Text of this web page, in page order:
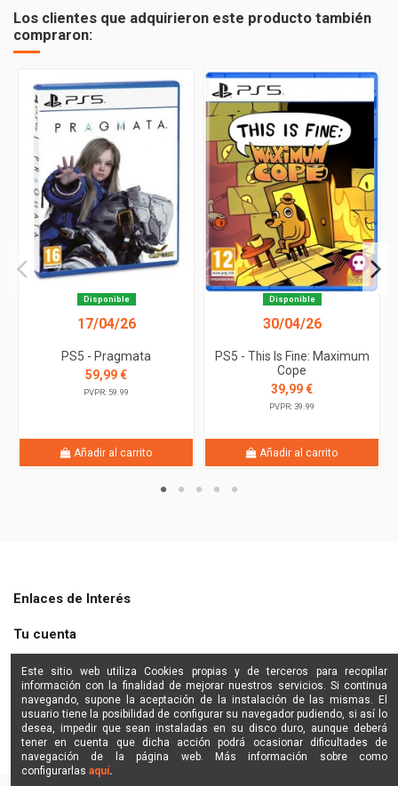
Los clientes que adquirieron este producto también
compraron:
Disponible
17/04/26
PS5 - Pragmata
59,99 €
PVPR: 59.99
Añadir al carrito
Disponible
30/04/26
PS5 - This Is Fine: Maximum
Cope
39,99 €
PVPR: 39.99
Añadir al carrito
Enlaces de Interés
Tu cuenta
Shine Star
Contactanos
Este sitio web utiliza Cookies propias y de terceros para recopilar
información con la finalidad de mejorar nuestros servicios. Si continua
navegando, supone la aceptación de la instalación de las mismas. El
usuario tiene la posibilidad de configurar su navegador pudiendo, si así lo
desea, impedir que sean instaladas en su disco duro, aunque deberá
tener en cuenta que dicha acción podrá ocasionar dificultades de
navegación de la página web. Más información sobre como
configurarlas aquí.